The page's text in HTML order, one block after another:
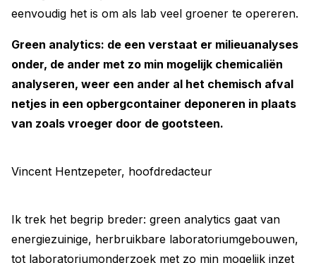
eenvoudig het is om als lab veel groener te opereren.
Green analytics: de een verstaat er milieuanalyses
onder, de ander met zo min mogelijk chemicaliën
analyseren, weer een ander al het chemisch afval
netjes in een opbergcontainer deponeren in plaats
van zoals vroeger door de gootsteen.
Vincent Hentzepeter, hoofdredacteur
Ik trek het begrip breder: green analytics gaat van
energiezuinige, herbruikbare laboratoriumgebouwen,
tot laboratoriumonderzoek met zo min mogelijk inzet